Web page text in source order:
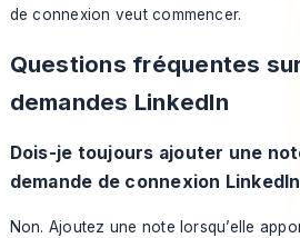
de connexion veut commencer.
Questions fréquentes
demandes LinkedIn
Dois-je toujours ajouter une
demande de connexion LinkedIn
Non. Ajoutez une note lorsqu’elle